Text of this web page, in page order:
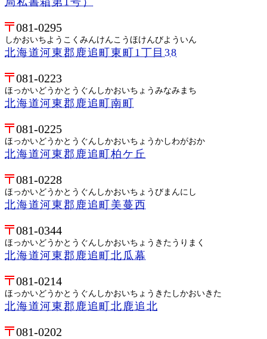
081-0295
しかおいちようこくみんけんこうほけんびよういん
北海道河東郡鹿追町東町1丁目38
081-0223
ほっかいどうかとうぐんしかおいちょうみなみまち
北海道河東郡鹿追町南町
081-0225
ほっかいどうかとうぐんしかおいちょうかしわがおか
北海道河東郡鹿追町柏ケ丘
081-0228
ほっかいどうかとうぐんしかおいちょうびまんにし
北海道河東郡鹿追町美蔓西
081-0344
ほっかいどうかとうぐんしかおいちょうきたうりまく
北海道河東郡鹿追町北瓜幕
081-0214
ほっかいどうかとうぐんしかおいちょうきたしかおいきた
北海道河東郡鹿追町北鹿追北
081-0202